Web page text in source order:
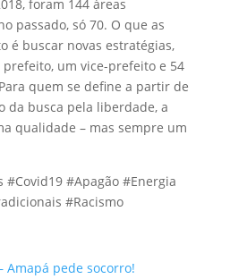
foram 144 áreas
passado, só 70. O que as
é buscar novas estratégias,
um vice-prefeito e 54
quem se define a partir de
da busca pela liberdade, a
qualidade – mas sempre um
#Apagão #Energia
#Racismo
pede socorro!